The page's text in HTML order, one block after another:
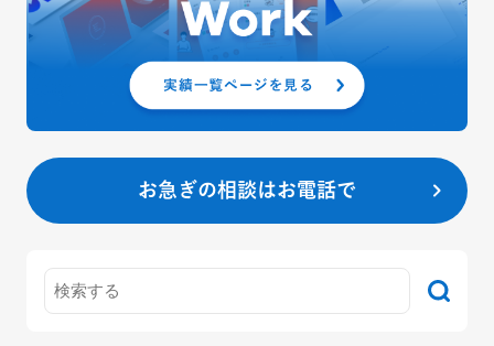
お急ぎの相談はお電話で